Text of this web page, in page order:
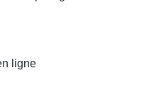
ligne